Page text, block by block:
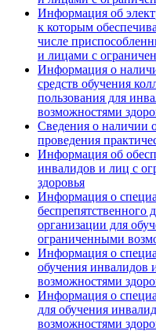
Информация об
к которым
числе
и лицами с
Информация о
средств обучения
пользования для
возможностями
Сведения о наличии
проведения
Информация об
инвалидов и лиц с
здоровья
Информация о
беспрепятственного
организации для
ограниченными
Информация о
обучения инвалидов
возможностями
Информация о
для обучения
возможностями